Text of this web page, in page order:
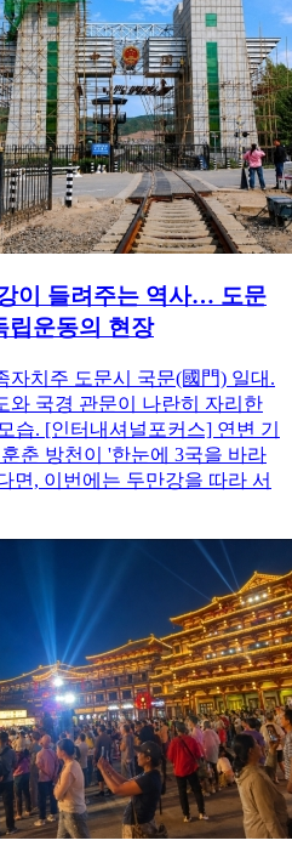
이 들려주는 역사… 도문
립운동의 현장
자치주 도문시 국문(國門) 일대.
와 국경 관문이 나란히 자리한
습. [인터내셔널포커스] 연변 기
춘 방천이 '한눈에 3국을 바라
면, 이번에는 두만강을 따라 서